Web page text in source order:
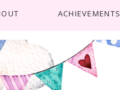
ACHIEVEMENTS